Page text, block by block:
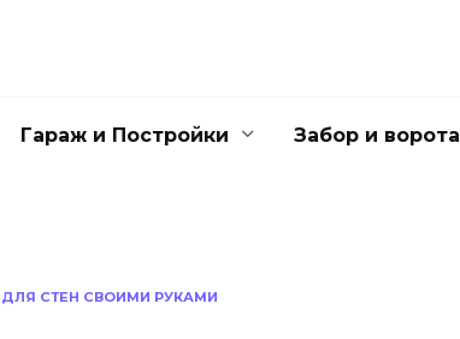
Гараж и Постройки Забор и ворота
СТЕН СВОИМИ РУКАМИ